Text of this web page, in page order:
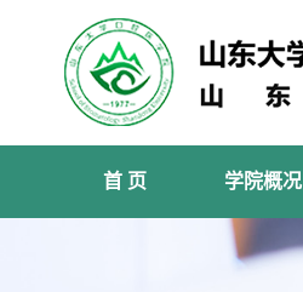
首 页 学院概况